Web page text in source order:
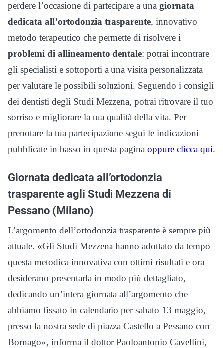
perdere l’occasione di partecipare a una giornata
dedicata all’ortodonzia trasparente, innovativo
metodo terapeutico che permette di risolvere i
problemi di allineamento dentale: potrai incontrare
gli specialisti e sottoporti a una visita personalizzata
per valutare le possibili soluzioni. Seguendo i consigli
dei dentisti degli Studi Mezzena, potrai ritrovare il tuo
sorriso e migliorare la tua qualità della vita. Per
prenotare la tua partecipazione segui le indicazioni
pubblicate in basso in questa pagina oppure clicca qui.
Giornata dedicata all’ortodonzia
trasparente agli Studi Mezzena di
Pessano (Milano)
L’argomento dell’ortodonzia trasparente è sempre più
attuale. «Gli Studi Mezzena hanno adottato da tempo
questa metodica innovativa con ottimi risultati e ora
desiderano presentarla in modo più dettagliato,
dedicando un’intera giornata all’argomento che
abbiamo fissato in calendario per sabato 13 maggio,
presso la nostra sede di piazza Castello a Pessano con
Bornago», informa il dottor Paoloantonio Cavellini,